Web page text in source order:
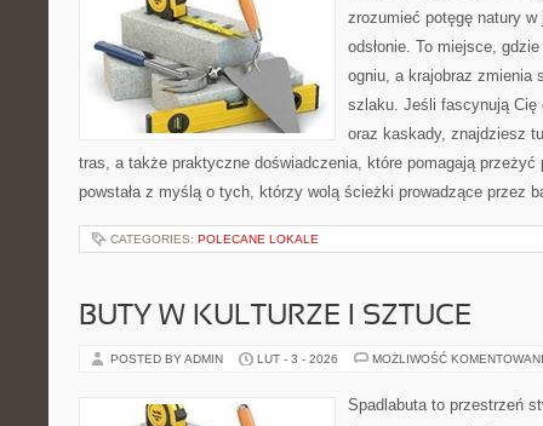
zrozumieć potęgę natury w
odsłonie. To miejsce,
ogniu, a krajobraz zmienia
szlaku. Jeśli fascynują Cię
oraz kaskady, znajdziesz
tras, a także praktyczne doświadczenia, które pomagają przeżyć
powstała z myślą o tych, którzy wolą ścieżki prowadzące przez
CATEGORIES: POLECANE LOKALE
BUTY W KULTURZE I SZTUCE
POSTED BY ADMIN LUT - 3 - 2026 MOŻLIWOŚĆ
Spadlabuta to przestrzeń